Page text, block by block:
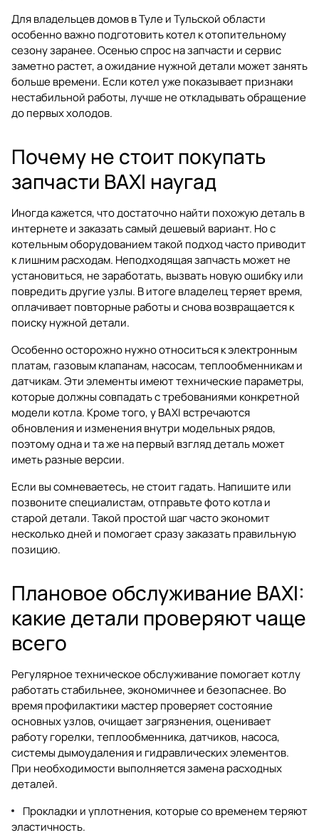
Для владельцев домов в Туле и Тульской области
особенно важно подготовить котел к отопительному
сезону заранее. Осенью спрос на запчасти и сервис
заметно растет, а ожидание нужной детали может занять
больше времени. Если котел уже показывает признаки
нестабильной работы, лучше не откладывать обращение
до первых холодов.
Почему не стоит покупать
запчасти BAXI наугад
Иногда кажется, что достаточно найти похожую деталь в
интернете и заказать самый дешевый вариант. Но с
котельным оборудованием такой подход часто приводит
к лишним расходам. Неподходящая запчасть может не
установиться, не заработать, вызвать новую ошибку или
повредить другие узлы. В итоге владелец теряет время,
оплачивает повторные работы и снова возвращается к
поиску нужной детали.
Особенно осторожно нужно относиться к электронным
платам, газовым клапанам, насосам, теплообменникам и
датчикам. Эти элементы имеют технические параметры,
которые должны совпадать с требованиями конкретной
модели котла. Кроме того, у BAXI встречаются
обновления и изменения внутри модельных рядов,
поэтому одна и та же на первый взгляд деталь может
иметь разные версии.
Если вы сомневаетесь, не стоит гадать. Напишите или
позвоните специалистам, отправьте фото котла и
старой детали. Такой простой шаг часто экономит
несколько дней и помогает сразу заказать правильную
позицию.
Плановое обслуживание BAXI:
какие детали проверяют чаще
всего
Регулярное техническое обслуживание помогает котлу
работать стабильнее, экономичнее и безопаснее. Во
время профилактики мастер проверяет состояние
основных узлов, очищает загрязнения, оценивает
работу горелки, теплообменника, датчиков, насоса,
системы дымоудаления и гидравлических элементов.
При необходимости выполняется замена расходных
деталей.
Прокладки и уплотнения, которые со временем теряют
эластичность.